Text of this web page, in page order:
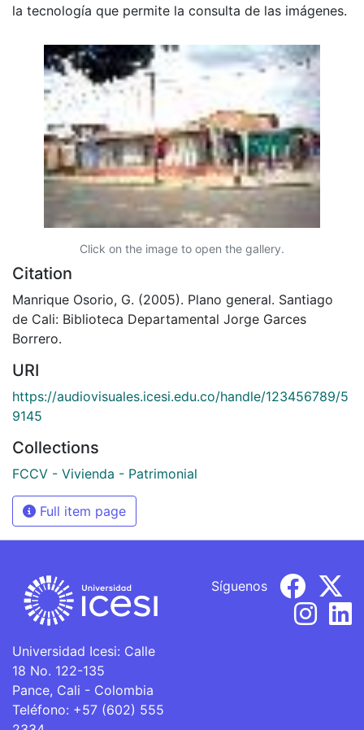
la tecnología que permite la consulta de las imágenes.
Click on the image to open the gallery.
Citation
Manrique Osorio, G. (2005). Plano general. Santiago
de Cali: Biblioteca Departamental Jorge Garces
Borrero.
URI
https://audiovisuales.icesi.edu.co/handle/123456789/5
9145
Collections
FCCV - Vivienda - Patrimonial
Full item page
Universidad Icesi: Calle
18 No. 122-135
Pance, Cali - Colombia
Teléfono: +57 (602) 555
Síguenos